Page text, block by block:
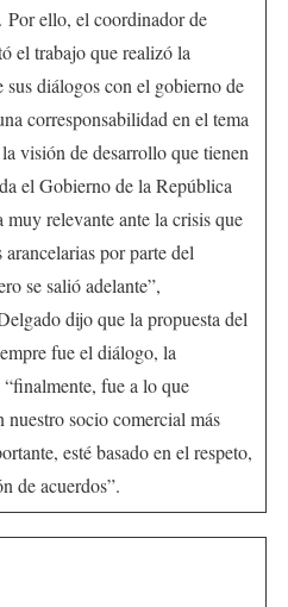
Por ello, el coordinador de
el trabajo que realizó la
sus diálogos con el gobierno de
corresponsabilidad en el tema
visión de desarrollo que tienen
el Gobierno de la República
relevante ante la crisis que
por parte del
se salió adelante”,
dijo que la propuesta del
fue el diálogo, la
fue a lo que
socio comercial más
esté basado en el respeto,
de acuerdos”.